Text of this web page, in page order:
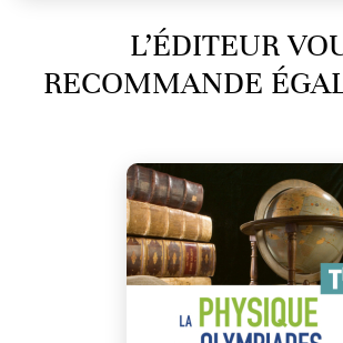
L’ÉDITEUR
RECOMMANDE